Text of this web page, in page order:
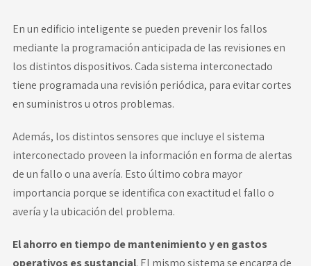
En un edificio inteligente se pueden prevenir los fallos
mediante la programación anticipada de las revisiones en
los distintos dispositivos. Cada sistema interconectado
tiene programada una revisión periódica, para evitar cortes
en suministros u otros problemas.
Además, los distintos sensores que incluye el sistema
interconectado proveen la información en forma de alertas
de un fallo o una avería. Esto último cobra mayor
importancia porque se identifica con exactitud el fallo o
avería y la ubicación del problema.
El ahorro en tiempo de mantenimiento y en gastos
operativos es sustancial. El mismo sistema se encarga de